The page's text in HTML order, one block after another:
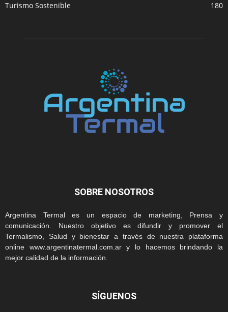
Turismo Sostenible
180
SOBRE NOSOTROS
Argentina Termal es un espacio de marketing, Prensa y
comunicación. Nuestro objetivo es difundir y promover el
Termalismo, Salud y bienestar a través de nuestra plataforma
online www.argentinatermal.com.ar y lo hacemos brindando la
mejor calidad de la información.
SÍGUENOS